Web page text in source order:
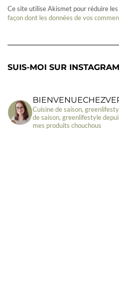
Ce site utilise Akismet pour réduire les
façon dont les données de vos
SUIS-MOI SUR INSTAGRAM
Cuisine de saison,
de saison, greenlifestyle
mes produits chouchous